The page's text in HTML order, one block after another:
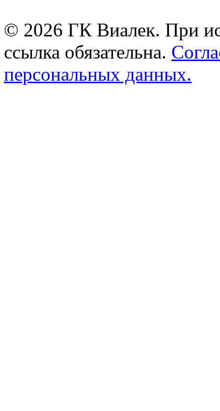
© 2026 ГК Виалек. При
ссылка обязательна.
персональных данных.